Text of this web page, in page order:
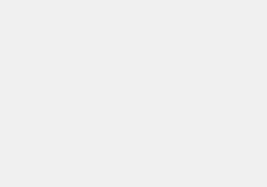
廳櫃台背牆實心玻